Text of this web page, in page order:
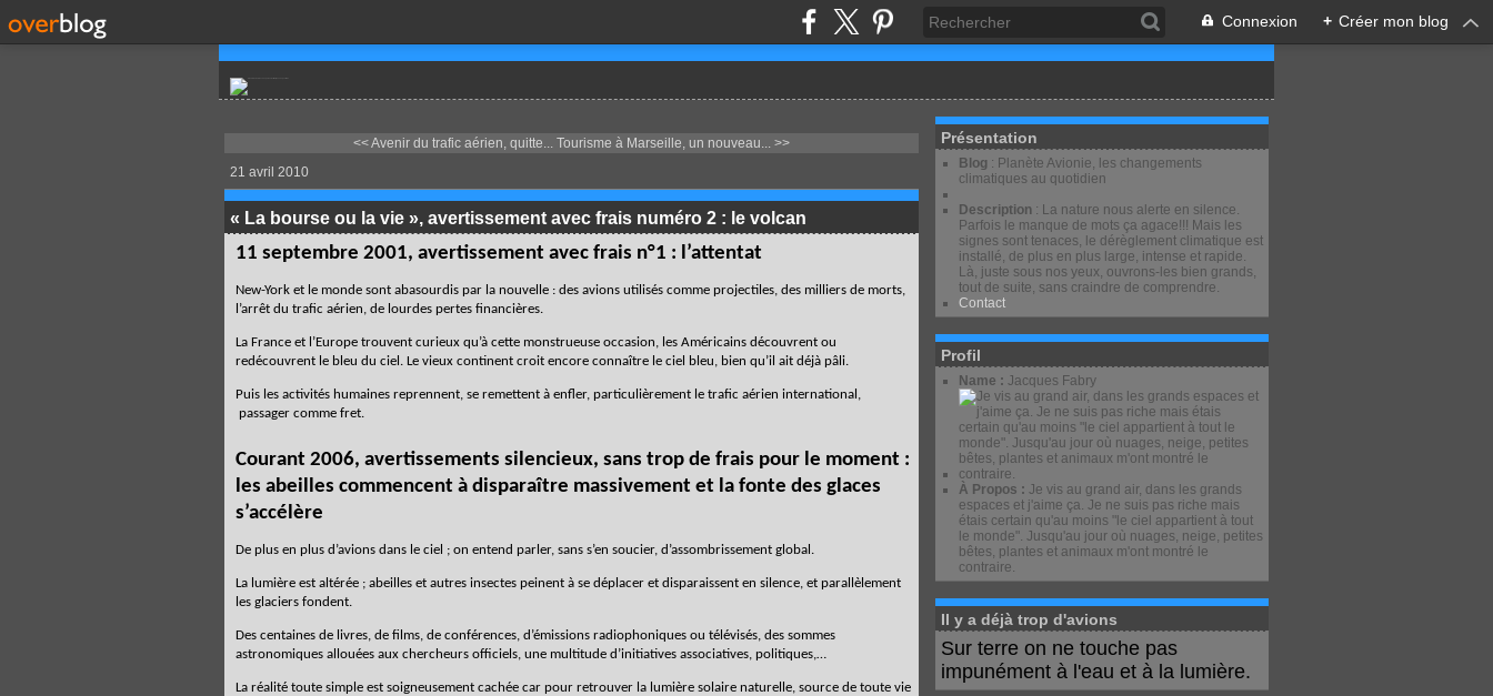
Connexion + Créer mon blog
<< Avenir du trafic aérien, quitte... Tourisme à Marseille, un nouveau... >>
21 avril 2010
« La bourse ou la vie », avertissement avec frais numéro 2 : le volcan
11 septembre 2001, avertissement avec frais n°1 : l’attentat
New-York et le monde sont abasourdis par la nouvelle : des avions utilisés comme projectiles, des milliers de morts,
l’arrêt du trafic aérien, de lourdes pertes financières.
La France et l’Europe trouvent curieux qu’à cette monstrueuse occasion, les Américains découvrent ou
redécouvrent le bleu du ciel. Le vieux continent croit encore connaître le ciel bleu, bien qu’il ait déjà pâli.
Puis les activités humaines reprennent, se remettent à enfler, particulièrement le trafic aérien international,
passager comme fret.
Courant 2006, avertissements silencieux, sans trop de frais pour le moment :
les abeilles commencent à disparaître massivement et la fonte des glaces
s’accélère
De plus en plus d’avions dans le ciel ; on entend parler, sans s’en soucier, d’assombrissement global.
La lumière est altérée ; abeilles et autres insectes peinent à se déplacer et disparaissent en silence, et parallèlement
les glaciers fondent.
Des centaines de livres, de films, de conférences, d’émissions radiophoniques ou télévisés, des sommes
astronomiques allouées aux chercheurs officiels, une multitude d’initiatives associatives, politiques,…
La réalité toute simple est soigneusement cachée car pour retrouver la lumière solaire naturelle, source de toute vie
Présentation
Blog : Planète Avionie, les changements
climatiques au quotidien
Description : La nature nous alerte en silence.
Parfois le manque de mots ça agace!!! Mais les
signes sont tenaces, le dérèglement climatique est
installé, de plus en plus large, intense et rapide.
Là, juste sous nos yeux, ouvrons-les bien grands,
tout de suite, sans craindre de comprendre.
Contact
Profil
Name : Jacques Fabry
À Propos : Je vis au grand air, dans les grands
espaces et j'aime ça. Je ne suis pas riche mais
étais certain qu'au moins "le ciel appartient à tout
le monde". Jusqu'au jour où nuages, neige, petites
bêtes, plantes et animaux m'ont montré le
contraire.
Il y a déjà trop d'avions
Sur terre on ne touche pas
impunément à l'eau et à la lumière.